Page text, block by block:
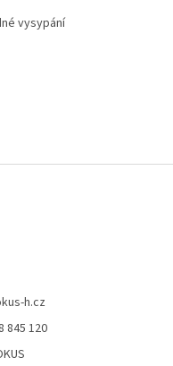
vysypání
h.cz
845 120